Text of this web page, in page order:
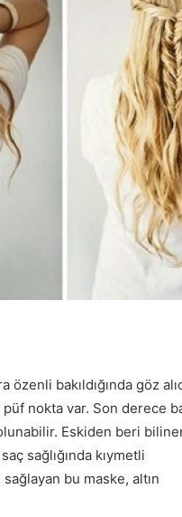
özenli bakıldığında göz
nokta var. Son derece
Eskiden beri
sağlığında kıymetli
bu maske, altın